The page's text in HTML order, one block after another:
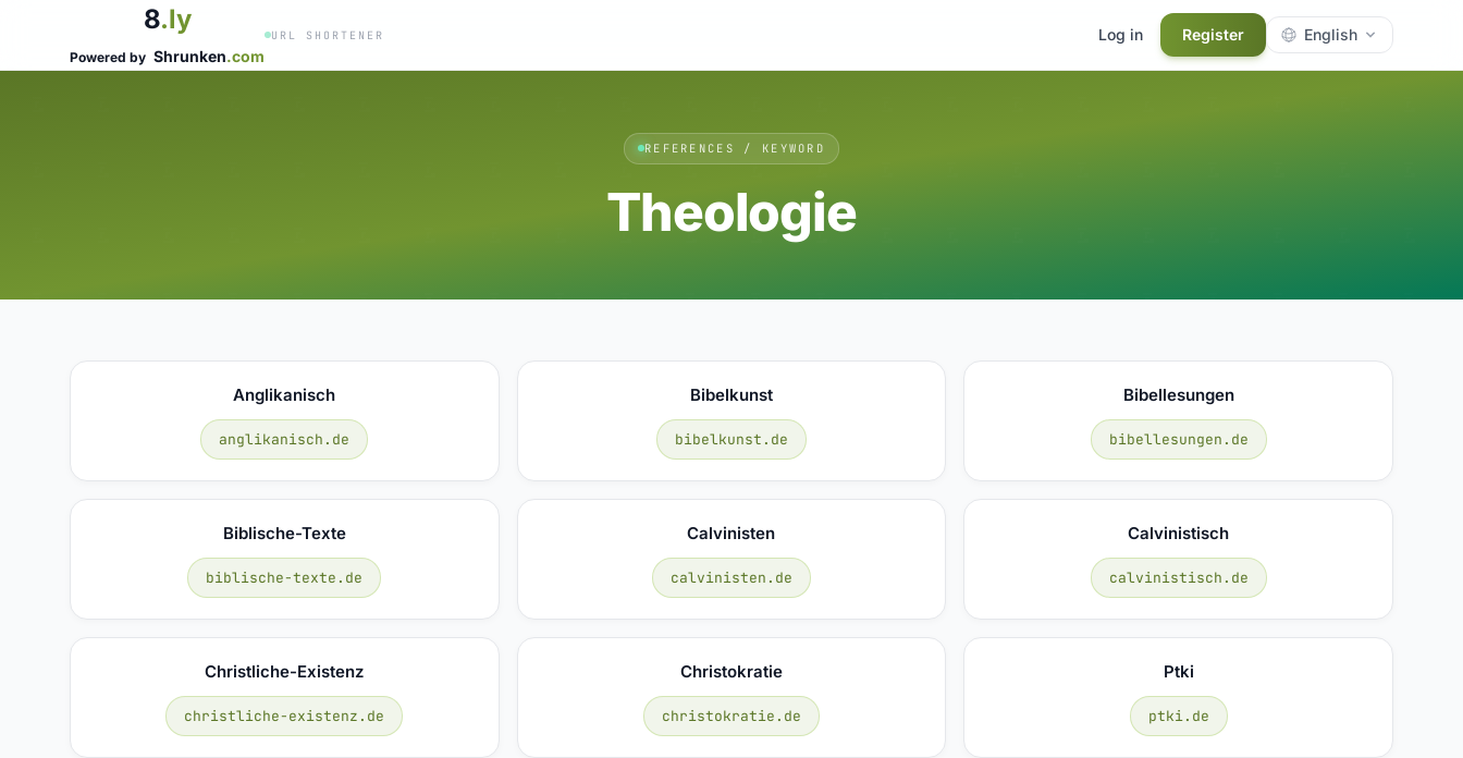
8.ly
Powered by Shrunken.com
URL SHORTENER Log in Register English
REFERENCES / KEYWORD
Theologie
Anglikanisch
anglikanisch.de
Bibelkunst
bibelkunst.de
Bibellesungen
bibellesungen.de
Biblische-Texte
biblische-texte.de
Calvinisten
calvinisten.de
Calvinistisch
calvinistisch.de
Christliche-Existenz
christliche-existenz.de
Christokratie
christokratie.de
Ptki
ptki.de